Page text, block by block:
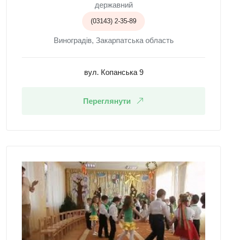
державний
(03143) 2-35-89
Виноградів, Закарпатська область
вул. Копанська 9
Переглянути